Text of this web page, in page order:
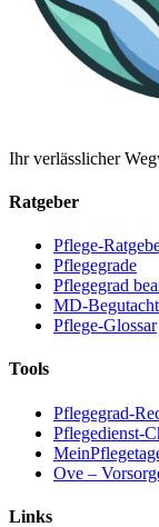
Ihr verlässlicher
Ratgeber
Pflege-
Pflegegrade
Pflegegrad
MD-
Pflege-Glossar
Tools
Pflegegrad-
Pflegedienst-
Ove –
Links